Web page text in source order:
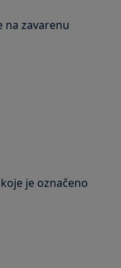
na zavarenu
je označeno